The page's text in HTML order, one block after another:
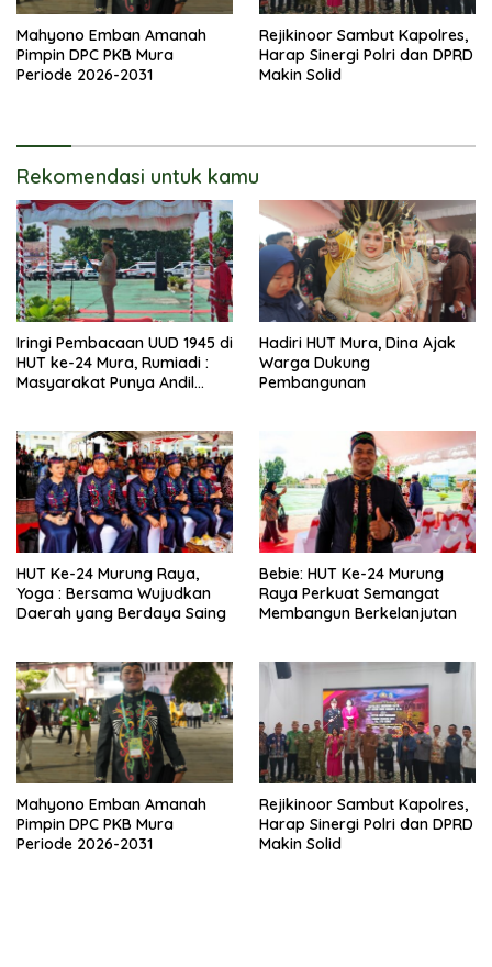
Mahyono Emban Amanah
Pimpin DPC PKB Mura
Periode 2026-2031
Rejikinoor Sambut Kapolres,
Harap Sinergi Polri dan DPRD
Makin Solid
Rekomendasi untuk kamu
Iringi Pembacaan UUD 1945 di
HUT ke-24 Mura, Rumiadi :
Masyarakat Punya Andil
Hadiri HUT Mura, Dina Ajak
Warga Dukung
Pembangunan
HUT Ke-24 Murung Raya,
Yoga : Bersama Wujudkan
Daerah yang Berdaya Saing
Bebie: HUT Ke-24 Murung
Raya Perkuat Semangat
Membangun Berkelanjutan
Mahyono Emban Amanah
Pimpin DPC PKB Mura
Periode 2026-2031
Rejikinoor Sambut Kapolres,
Harap Sinergi Polri dan DPRD
Makin Solid